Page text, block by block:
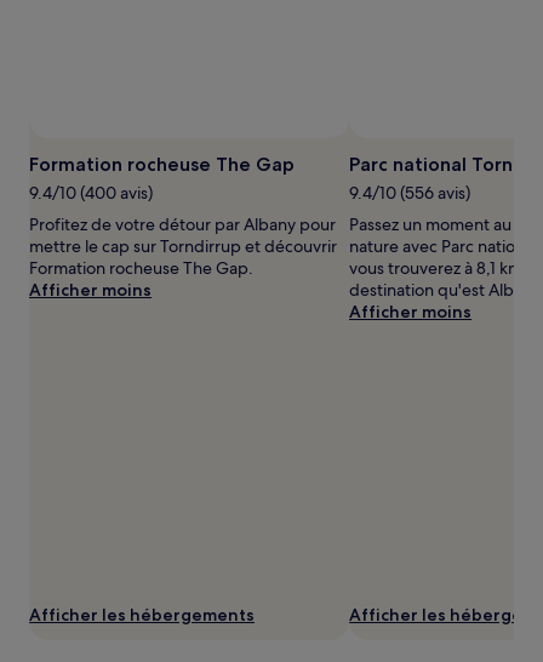
susceptibles
changer.
Des
conditions
supplémentaires
peuvent
Formation rocheuse The Gap
9.4/10 (400 avis)
Profitez de votre détour par Albany pour
mettre le cap sur Torndirrup et découvrir
Formation rocheuse The Gap.
Afficher moins
Afficher les hébergements
Parc national
9.4/10 (556 avis)
Passez un moment au
nature avec Parc
vous trouverez à 8,1 km
destination qu'est Albany.
Afficher moins
Afficher les